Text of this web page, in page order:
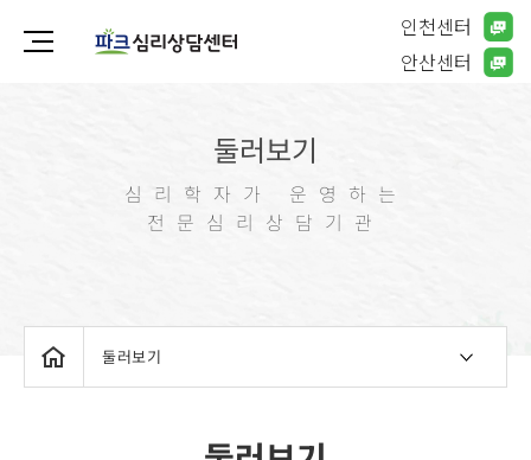
인천센터
안산센터
둘러보기
심리학자가 운영하는
전문심리상담기관
둘러보기